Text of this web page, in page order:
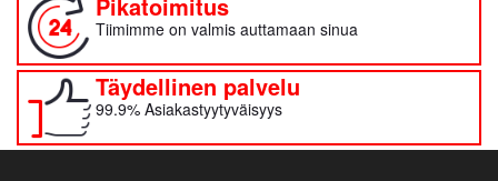
Tiimimme on valmis auttamaan sinua
Täydellinen palvelu
99.9% Asiakastyytyväisyys